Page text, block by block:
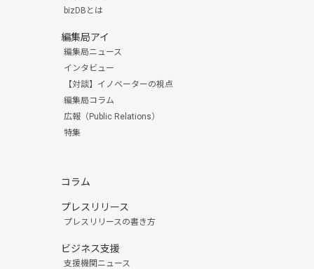
bizDBとは
編集局アイ
編集局ニュース
インタビュー
【対談】イノベーターの視点
編集局コラム
広報（Public Relations）
特集
コラム
プレスリリース
プレスリリースの書き方
ビジネス支援
支援機関ニュース